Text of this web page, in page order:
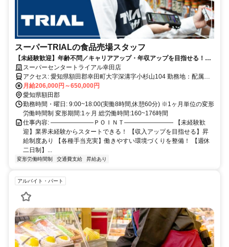
スーパーTRIALの食品売場スタッフ
【未経験歓迎】年齢不問／キャリアアップ・年収アップを目指せる！／
小売業等の経験が活かせる／週休二日制／昇給・賞与あり／福利厚生充
実
スーパーセンタートライアル幸田店
アクセス: 愛知県額田郡幸田町大字深溝字小杉山104 勤務地：配属は
所在地の都道府県 ※初任地は最寄りの店舗又は希望エリアを優先し
配属します。 ※エリア内勤務または全国勤務いずれか希望を選択で
きます。
月給206,000円～650,000円
愛知県額田郡
勤務時間・曜日: 9:00~18:00(実働8時間,休憩60分) ※1ヶ月単位の変形
労働時間制 変形期間:1ヶ月 総労働時間:160~176時間
仕事内容: ―――――――ＰＯＩＮＴ―――――――― 【未経験歓
迎】業界未経験からスタートできる！ 【収入アップを目指せる】昇
給制度あり 【各種手当充実】働きやすい環境づくりを整備！ 【週休
二日制】...
変形労働時間制 交通費支給 昇給あり
アルバイト・パート